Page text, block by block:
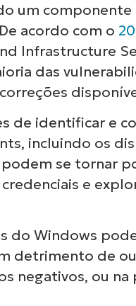
um componente
acordo com o
Infrastructure
das
de identificar e
incluindo os
se tornar
e
do Windows
detrimento de
negativos, ou
País
name*